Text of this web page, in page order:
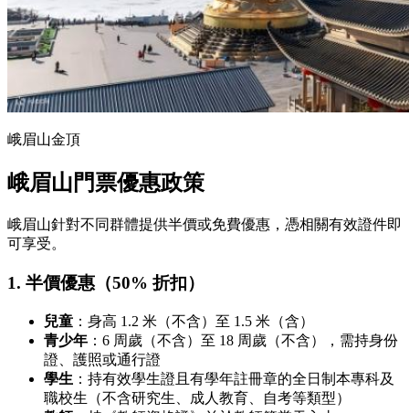
峨眉山金頂
峨眉山門票優惠政策
峨眉山針對不同群體提供半價或免費優惠，憑相關有效證件即
可享受。
1. 半價優惠（50% 折扣）
兒童 ：身高 1.2 米（不含）至 1.5 米（含）
青少年 ：6 周歲（不含）至 18 周歲（不含），需持身份
證、護照或通行證
學生 ：持有效學生證且有學年註冊章的全日制本專科及
職校生（不含研究生、成人教育、自考等類型）